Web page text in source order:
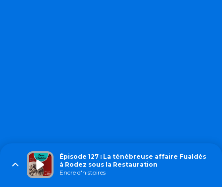
Épisode 127 : La ténébreuse affaire Fualdès
à Rodez sous la Restauration
Encre d'histoires